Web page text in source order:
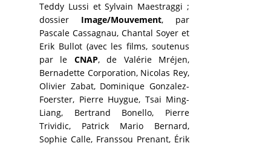
Teddy Lussi et Sylvain Maestraggi ;
dossier Image/Mouvement, par
Pascale Cassagnau, Chantal Soyer et
Erik Bullot (avec les films, soutenus
par le CNAP, de Valérie Mréjen,
Bernadette Corporation, Nicolas Rey,
Olivier Zabat, Dominique Gonzalez-
Foerster, Pierre Huygue, Tsai Ming-
Liang, Bertrand Bonello, Pierre
Trividic, Patrick Mario Bernard,
Sophie Calle, Franssou Prenant, Érik